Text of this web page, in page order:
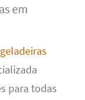
em
para todas